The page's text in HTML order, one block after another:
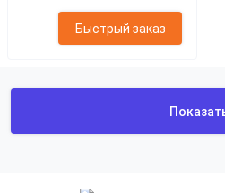
Быстрый заказ